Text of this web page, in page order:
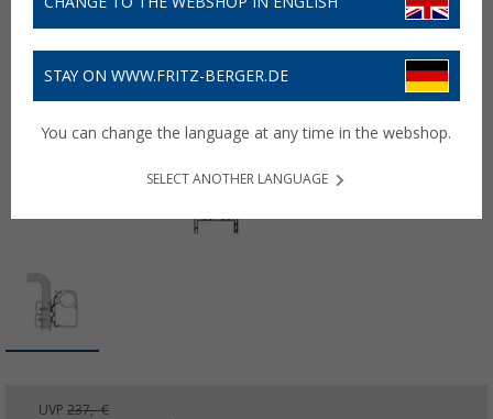
UVP 237,- €
STAY ON WWW.FRITZ-BERGER.DE
You can change the language at any time in the webshop.
SELECT ANOTHER LANGUAGE